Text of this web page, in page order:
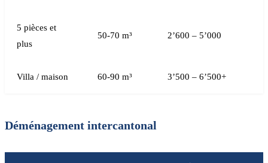
5 pièces et
plus
50-70 m³ 2’600 – 5’000
Villa / maison 60-90 m³ 3’500 – 6’500+
Déménagement intercantonal